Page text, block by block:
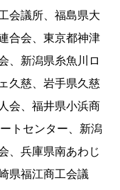
会議所、福島県大
合会、東京都神津
、新潟県糸魚川ロ
久慈、岩手県久慈
会、福井県小浜商
トセンター、新潟
、兵庫県南あわじ
県福江商工会議